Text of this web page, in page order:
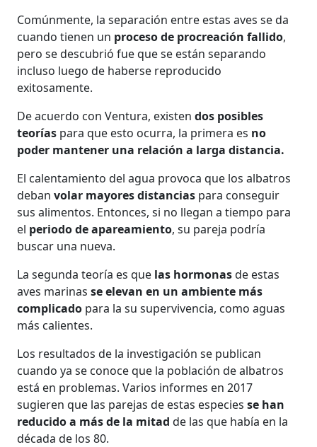
Comúnmente, la separación entre estas aves se da
cuando tienen un proceso de procreación fallido,
pero se descubrió fue que se están separando
incluso luego de haberse reproducido
exitosamente.
De acuerdo con Ventura, existendos posibles
teorías para que esto ocurra, la primera es no
poder mantener una relación a larga distancia.
El calentamiento del agua provoca que los albatros
debanvolar mayores distancias para conseguir
sus alimentos. Entonces, si no llegan a tiempo para
el periodo de apareamiento, su pareja podría
buscar una nueva.
La segunda teoría es que las hormonasde estas
aves marinasse elevan en un ambiente más
complicado para la su supervivencia, como aguas
más calientes.
Los resultados de la investigación se publican
cuando ya se conoce que la población de albatros
está en problemas. Varios informes en 2017
sugieren que las parejas de estas especiesse han
reducido a más de la mitadde las que había en la
década de los 80.